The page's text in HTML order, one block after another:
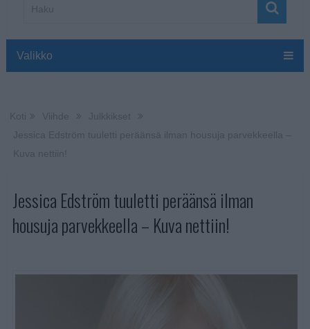
Valikko
Jessica Edström tuuletti peräänsä ilman
housuja parvekkeella – Kuva nettiin!